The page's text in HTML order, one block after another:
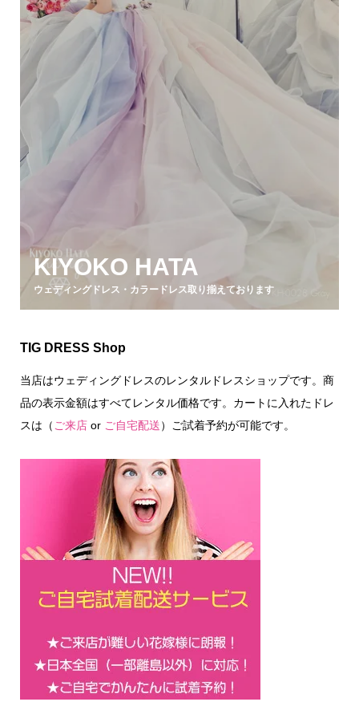
KIYOKO HATA
ウェディングドレス・カラードレス取り揃えております
TIG DRESS Shop
当店はウェディングドレスのレンタルドレスショップです。商
品の表示金額はすべてレンタル価格です。カートに入れたドレ
スは（ ご来店or ご自宅配送）ご試着予約が可能です。